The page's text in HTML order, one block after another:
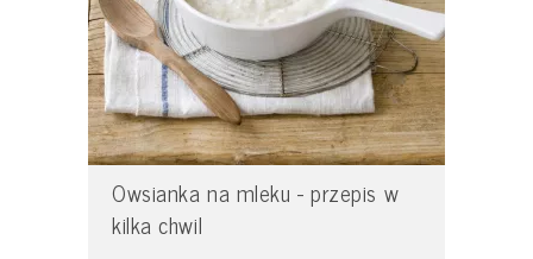
Owsianka na mleku - przepis w
kilka chwil